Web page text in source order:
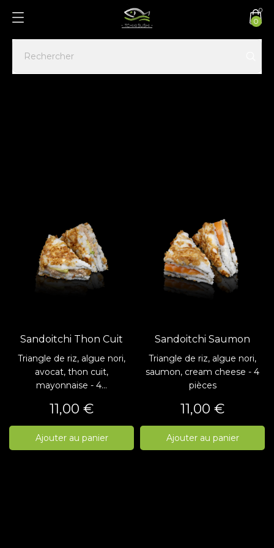
0
0
Sandoitchi Thon Cuit
Triangle de riz, algue nori,
avocat, thon cuit,
mayonnaise - 4...
Prix
11,00 €
Ajouter au panier
Sandoitchi Saumon
Triangle de riz, algue nori,
saumon, cream cheese - 4
pièces
Prix
11,00 €
Ajouter au panier